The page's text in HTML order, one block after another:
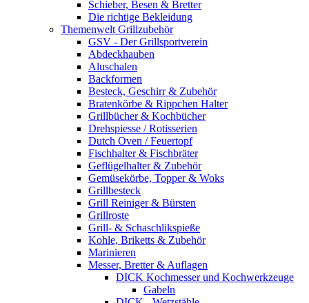
Schieber, Besen & Bretter
Die richtige Bekleidung
Themenwelt Grillzubehör
GSV - Der Grillsportverein
Abdeckhauben
Aluschalen
Backformen
Besteck, Geschirr & Zubehör
Bratenkörbe & Rippchen Halter
Grillbücher & Kochbücher
Drehspiesse / Rotisserien
Dutch Oven / Feuertopf
Fischhalter & Fischbräter
Geflügelhalter & Zubehör
Gemüsekörbe, Topper & Woks
Grillbesteck
Grill Reiniger & Bürsten
Grillroste
Grill- & Schaschlikspieße
Kohle, Briketts & Zubehör
Marinieren
Messer, Bretter & Auflagen
DICK Kochmesser und Kochwerkzeuge
Gabeln